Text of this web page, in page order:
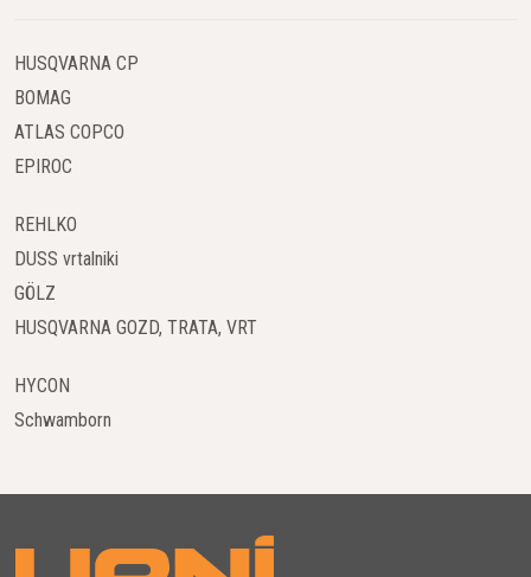
HUSQVARNA CP
BOMAG
ATLAS COPCO
EPIROC
REHLKO
DUSS vrtalniki
GÖLZ
HUSQVARNA GOZD, TRATA, VRT
HYCON
Schwamborn